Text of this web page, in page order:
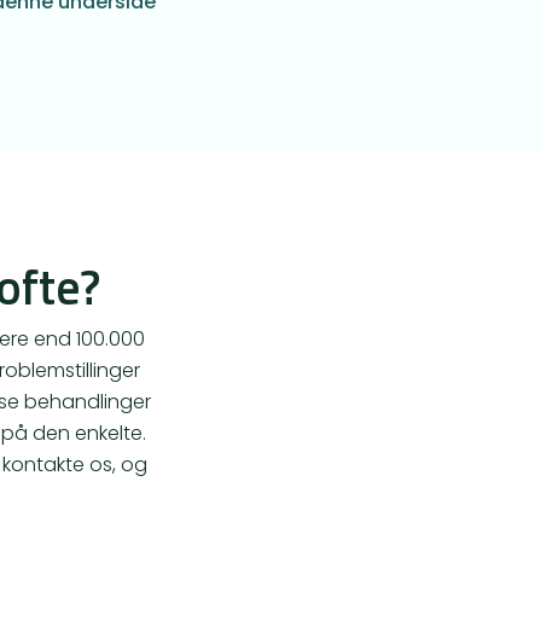
end 100.000
behandlinger
den enkelte.
os, og